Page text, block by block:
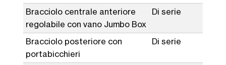
Bracciolo centrale anteriore
regolabile con vano Jumbo Box
Di serie
Bracciolo posteriore con
portabicchieri
Di serie